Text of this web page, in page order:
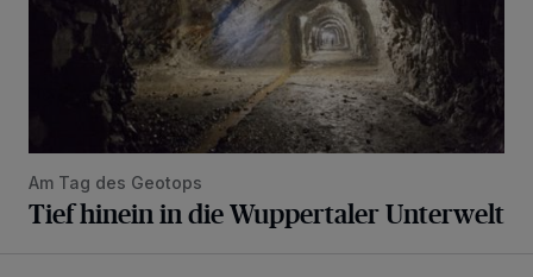
Am Tag des Geotops
Tief hinein in die Wuppertaler Unterwelt